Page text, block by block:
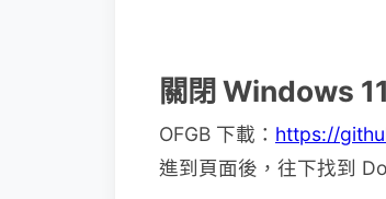
關閉 Windows
OFGB 下載： https://
進到頁面後，往下找到